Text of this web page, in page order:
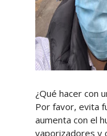
¿Qué hacer con
Por favor, evita
aumenta con el
vaporizadores y